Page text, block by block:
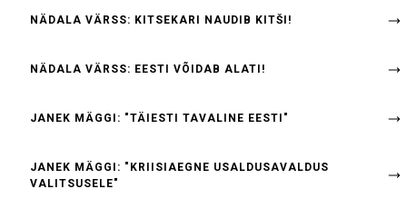
NÄDALA VÄRSS: KITSEKARI NAUDIB KITŠI!
NÄDALA VÄRSS: EESTI VÕIDAB ALATI!
JANEK MÄGGI: "TÄIESTI TAVALINE EESTI"
JANEK MÄGGI: "KRIISIAEGNE USALDUSAVALDUS
VALITSUSELE"